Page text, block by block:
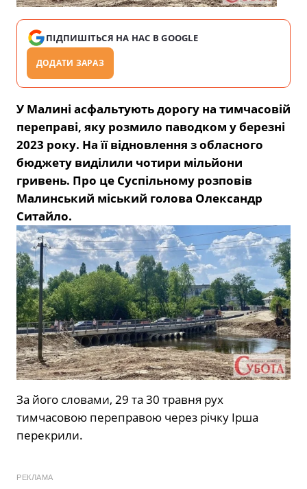
ПІДПИШІТЬСЯ НА НАС В GOOGLE
ДОДАТИ ЗАРАЗ
У Малині асфальтують дорогу на тимчасовій
переправі, яку розмило паводком у березні
2023 року. На її відновлення з обласного
бюджету виділили чотири мільйони
гривень. Про це Суспільному розповів
Малинський міський голова Олександр
Ситайло.
За його словами, 29 та 30 травня рух
тимчасовою переправою через річку Ірша
перекрили.
РЕКЛАМА